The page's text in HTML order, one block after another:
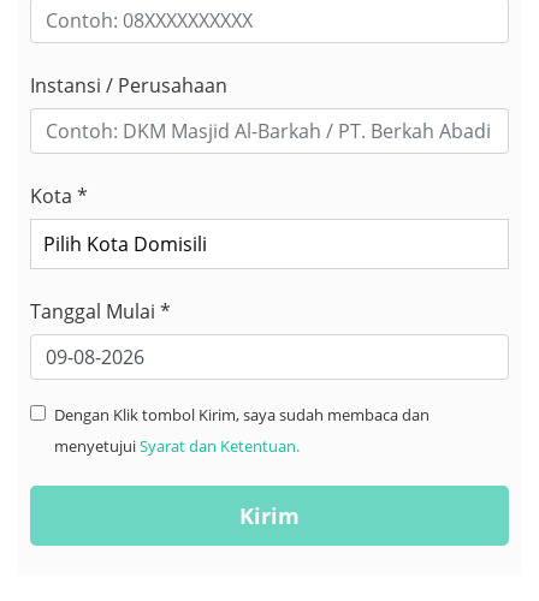
Instansi / Perusahaan
Kota *
Tanggal Mulai *
Dengan Klik tombol Kirim, saya sudah membaca dan
menyetujuiSyarat dan Ketentuan.
Kirim